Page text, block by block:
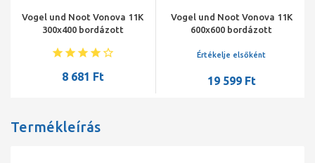
Vogel und Noot Vonova 11K
300x400 bordázott
8 681 Ft
Vogel und Noot Vonova 11K
600x600 bordázott
Értékelje elsőként
19 599 Ft
Termékleírás